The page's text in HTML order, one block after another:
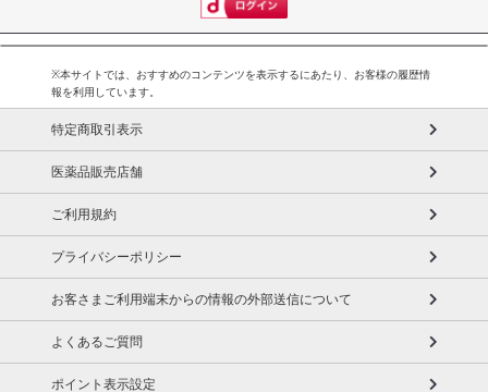
※本サイトでは、おすすめのコンテンツを表示するにあたり、お客様の履歴情
報を利用しています。
特定商取引表示
医薬品販売店舗
ご利用規約
プライバシーポリシー
お客さまご利用端末からの情報の外部送信について
よくあるご質問
ポイント表示設定